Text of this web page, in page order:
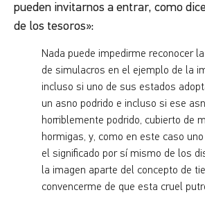
pueden invitarnos a entrar, como
de los tesoros»:
Nada puede impedirme reconocer
de simulacros en el ejemplo de la
incluso si uno de sus estados
un asno podrido e incluso si ese
horriblemente podrido, cubierto de
hormigas, y, como en este caso
el significado por sí mismo de los
la imagen aparte del concepto de
convencerme de que esta cruel